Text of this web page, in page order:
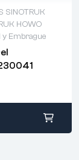
SINOTRUK
HOWO
y Embrague